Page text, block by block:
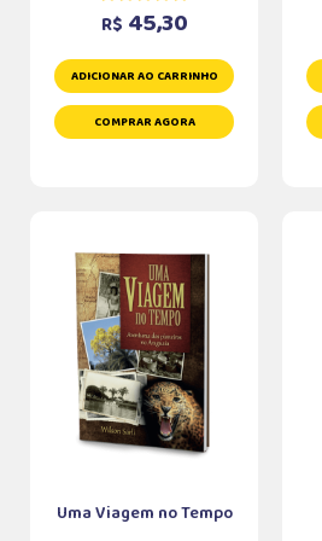
R$ 45,30
ADICIONAR AO CARRINHO
COMPRAR AGORA
Uma Viagem no Tempo